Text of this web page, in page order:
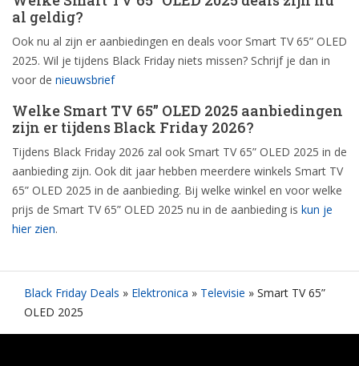
al geldig?
Ook nu al zijn er aanbiedingen en deals voor Smart TV 65” OLED
2025. Wil je tijdens Black Friday niets missen? Schrijf je dan in
voor de nieuwsbrief
Welke Smart TV 65” OLED 2025 aanbiedingen
zijn er tijdens Black Friday 2026?
Tijdens Black Friday 2026 zal ook Smart TV 65” OLED 2025 in de
aanbieding zijn. Ook dit jaar hebben meerdere winkels Smart TV
65” OLED 2025 in de aanbieding. Bij welke winkel en voor welke
prijs de Smart TV 65” OLED 2025 nu in de aanbieding is kun je
hier zien.
Black Friday Deals » Elektronica » Televisie » Smart TV 65”
OLED 2025